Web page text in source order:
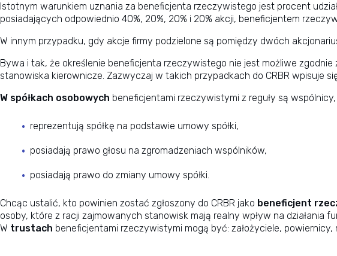
Istotnym warunkiem uznania za beneficjenta rzeczywistego jest procent
posiadających odpowiednio 40%, 20%, 20% i 20% akcji, beneficjentem
W innym przypadku, gdy akcje firmy podzielone są pomiędzy dwóch
Bywa i tak, że określenie beneficjenta rzeczywistego nie jest możliwe
stanowiska kierownicze. Zazwyczaj w takich przypadkach do CRBR wpisuje
W spółkach osobowych beneficjentami rzeczywistymi z reguły są
reprezentują spółkę na podstawie umowy spółki,
posiadają prawo głosu na zgromadzeniach wspólników,
posiadają prawo do zmiany umowy spółki.
Chcąc ustalić, kto powinien zostać zgłoszony do CRBR jako beneficjent
osoby, które z racji zajmowanych stanowisk mają realny wpływ na działania
W trustach beneficjentami rzeczywistymi mogą być: założyciele,